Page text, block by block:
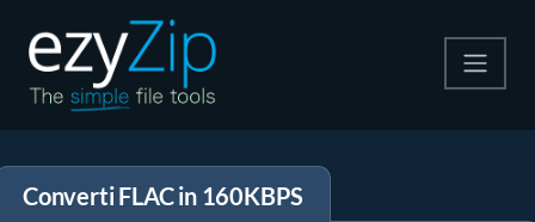
Decomprimi
Converti FLAC in 160KBPS